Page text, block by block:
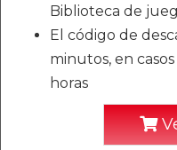
Biblioteca de
El código de
minutos, en
horas